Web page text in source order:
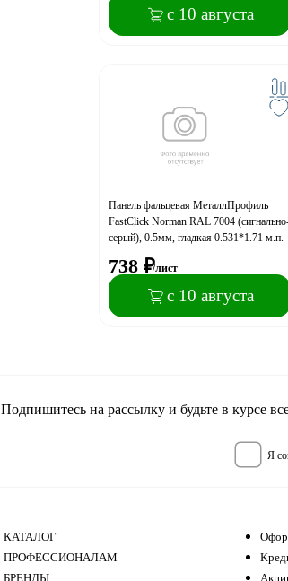
с 10 августа
Панель фальцевая МеталлПрофиль
FastClick Norman RAL 7004
серый), 0.5мм, гладкая 0.531*1.71 м.п.
738 ₽/лист
с 10 августа
Подпишитесь на рассылку и будьте в курсе
я
КАТАЛОГ
ПРОФЕССИОНАЛАМ
БРЕНДЫ